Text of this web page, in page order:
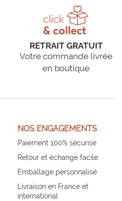
RETRAIT GRATUIT
Votre commande livrée
en boutique
NOS ENGAGEMENTS
Paiement 100% sécurisé
Retour et échange facile
Emballage personnalisé
Livraison en France et
international